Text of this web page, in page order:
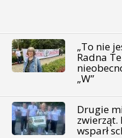
„To nie
Radna
„W”
Drugie
zwierząt.
wsparł